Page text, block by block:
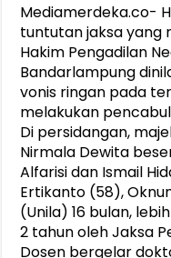
Mediamerdeka.co-
tuntutan jaksa yang
Hakim Pengadilan
Bandarlampung
vonis ringan pada
melakukan
Di persidangan,
Nirmala Dewita
Alfarisi dan Ismail
Ertikanto (58),
(Unila) 16 bulan,
2 tahun oleh Jaksa
Dosen bergelar